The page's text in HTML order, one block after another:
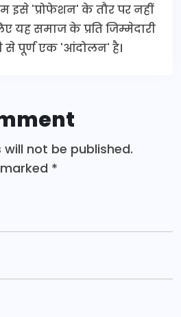
'प्रोफेशन' के तौर पर नहीं
यह समाज के प्रति जिम्मेदारी
से पूर्ण एक 'आंदोलन' है।
not be published.
*